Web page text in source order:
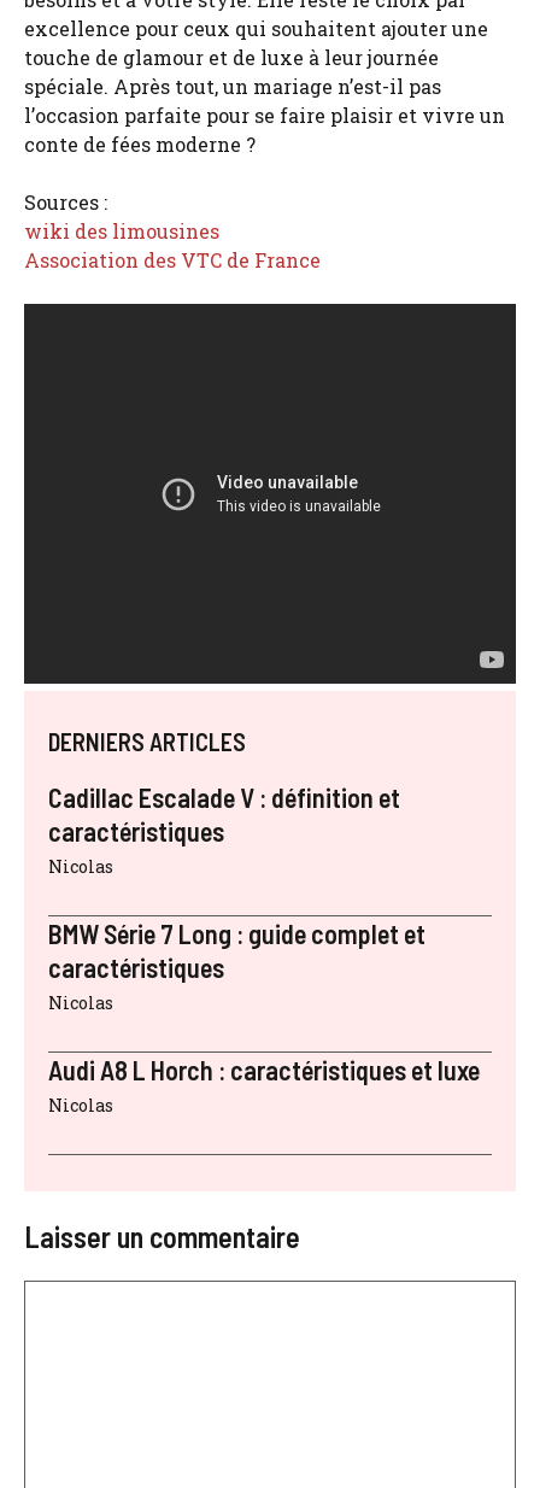
excellence pour ceux qui souhaitent ajouter une
touche de glamour et de luxe à leur journée
spéciale. Après tout, un mariage n’est-il pas
l’occasion parfaite pour se faire plaisir et vivre un
conte de fées moderne ?
Sources :
wiki des limousines
Association des VTC de France
DERNIERS ARTICLES
Cadillac Escalade V : définition et
caractéristiques
Nicolas
BMW Série 7 Long : guide complet et
caractéristiques
Nicolas
Audi A8 L Horch : caractéristiques et luxe
Nicolas
Laisser un commentaire